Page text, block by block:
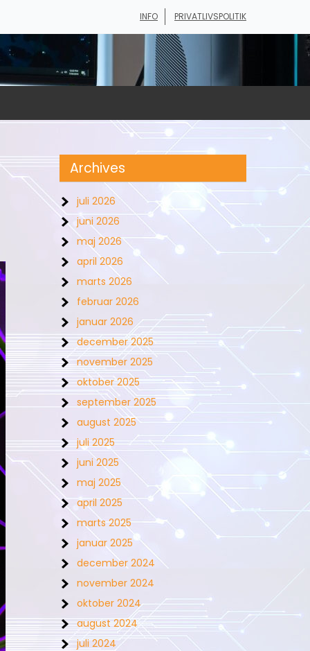
INFO PRIVATLIVSPOLITIK
Archives
juli 2026
juni 2026
maj 2026
april 2026
marts 2026
februar 2026
januar 2026
december 2025
november 2025
oktober 2025
september 2025
august 2025
juli 2025
juni 2025
maj 2025
april 2025
marts 2025
januar 2025
december 2024
november 2024
oktober 2024
august 2024
juli 2024